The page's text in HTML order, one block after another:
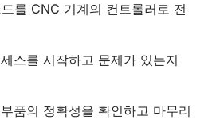
를 CNC 기계의 컨트롤러로 전
스를 시작하고 문제가 있는지
품의 정확성을 확인하고 마무리